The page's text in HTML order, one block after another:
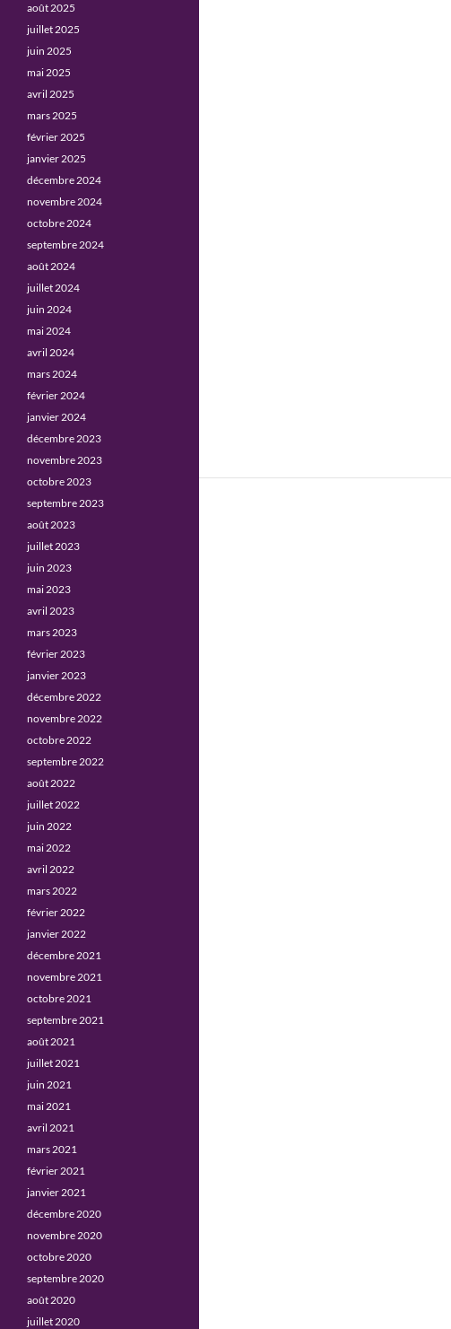
août 2025
juillet 2025
juin 2025
mai 2025
avril 2025
mars 2025
février 2025
janvier 2025
décembre 2024
novembre 2024
octobre 2024
septembre 2024
août 2024
juillet 2024
juin 2024
mai 2024
avril 2024
mars 2024
février 2024
janvier 2024
décembre 2023
novembre 2023
octobre 2023
septembre 2023
août 2023
juillet 2023
juin 2023
mai 2023
avril 2023
mars 2023
février 2023
janvier 2023
décembre 2022
novembre 2022
octobre 2022
septembre 2022
août 2022
juillet 2022
juin 2022
mai 2022
avril 2022
mars 2022
février 2022
janvier 2022
décembre 2021
novembre 2021
octobre 2021
septembre 2021
août 2021
juillet 2021
juin 2021
mai 2021
avril 2021
mars 2021
février 2021
janvier 2021
décembre 2020
novembre 2020
octobre 2020
septembre 2020
août 2020
juillet 2020